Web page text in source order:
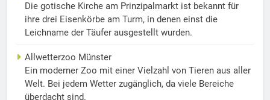
Die gotische Kirche am Prinzipalmarkt ist bekannt für
ihre drei Eisenkörbe am Turm, in denen einst die
Leichname der Täufer ausgestellt wurden.
Allwetterzoo Münster
Ein moderner Zoo mit einer Vielzahl von Tieren aus aller
Welt. Bei jedem Wetter zugänglich, da viele Bereiche
überdacht sind.